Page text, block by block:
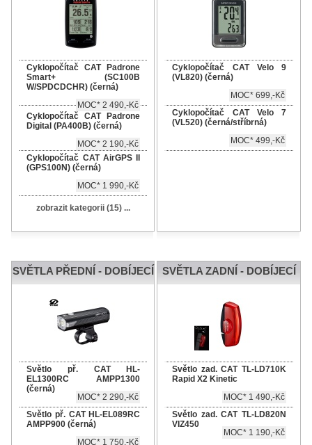
Cyklopočítač CAT Padrone
Smart+ (SC100B
W/SPDCDCHR) (černá)
MOC* 2 490,-Kč
Cyklopočítač CAT Padrone
Digital (PA400B) (černá)
MOC* 2 190,-Kč
Cyklopočítač CAT AirGPS II
(GPS100N) (černá)
MOC* 1 990,-Kč
zobrazit kategorii (15) ...
Cyklopočítač CAT Velo 9
(VL820) (černá)
MOC* 699,-Kč
Cyklopočítač CAT Velo 7
(VL520) (černá/stříbrná)
MOC* 499,-Kč
SVĚTLA PŘEDNÍ - DOBÍJECÍ
Světlo př. CAT HL-
EL1300RC AMPP1300
(černá)
MOC* 2 290,-Kč
Světlo př. CAT HL-EL089RC
AMPP900 (černá)
MOC* 1 750,-Kč
SVĚTLA ZADNÍ - DOBÍJECÍ
Světlo zad. CAT TL-LD710K
Rapid X2 Kinetic
MOC* 1 490,-Kč
Světlo zad. CAT TL-LD820N
VIZ450
MOC* 1 190,-Kč